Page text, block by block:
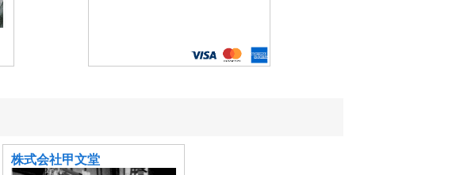
株式会社甲文堂